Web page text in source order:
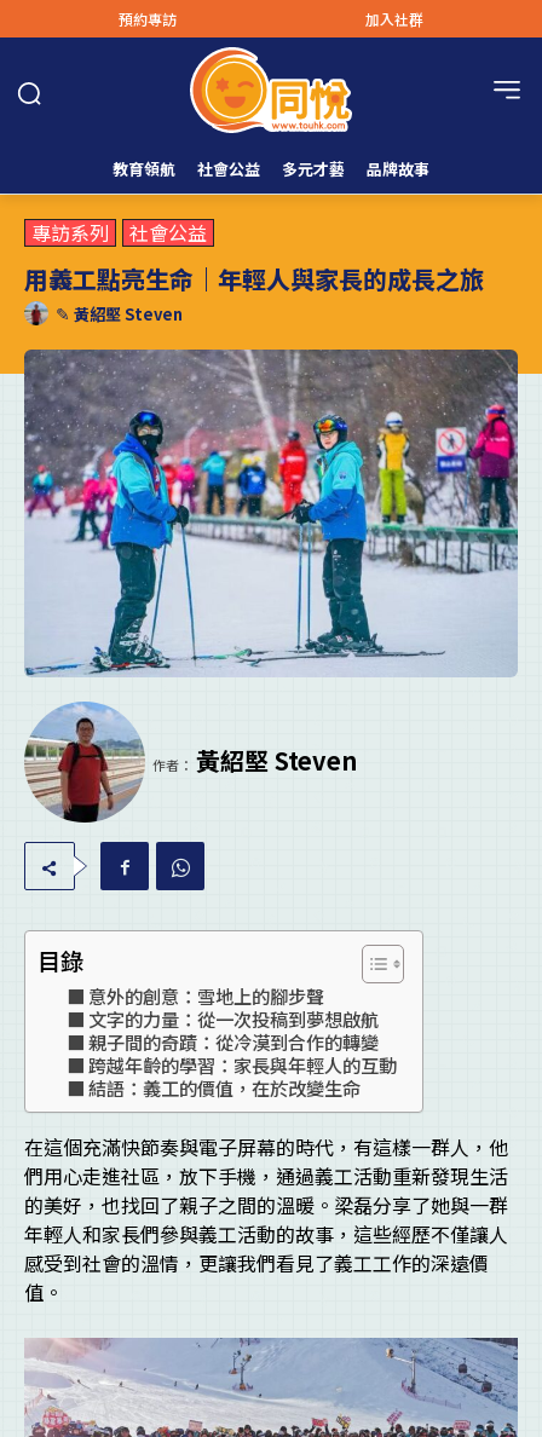
預約專訪 加入社群
教育領航 社會公益 多元才藝 品牌故事
專訪系列 社會公益
用義工點亮生命｜年輕人與家長的成長之旅
✎ 黃紹堅 Steven
作者： 黃紹堅 Steven
目錄
意外的創意：雪地上的腳步聲
文字的力量：從一次投稿到夢想啟航
親子間的奇蹟：從冷漠到合作的轉變
跨越年齡的學習：家長與年輕人的互動
結語：義工的價值，在於改變生命
在這個充滿快節奏與電子屏幕的時代，有這樣一群人，他
們用心走進社區，放下手機，通過義工活動重新發現生活
的美好，也找回了親子之間的溫暖。梁磊分享了她與一群
年輕人和家長們參與義工活動的故事，這些經歷不僅讓人
感受到社會的溫情，更讓我們看見了義工工作的深遠價
值。